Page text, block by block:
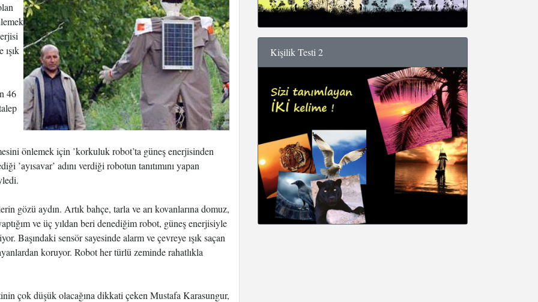
46
önlemek için ’korkuluk robot’ta güneş enerjisinden
’ayısavar’ adını verdiği robotun tanıtımını yapan
gözü aydın. Artık bahçe, tarla ve arı kovanlarına domuz,
ve üç yıldan beri denediğim robot, güneş enerjisiyle
Başındaki sensör sayesinde alarm ve çevreye ışık saçan
koruyor. Robot her türlü zeminde rahatlıkla
çok düşük olacağına dikkati çeken Mustafa Karasungur,
Kişilik Testi 2